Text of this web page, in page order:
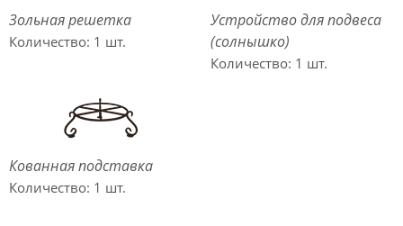
Зольная решетка
Количество: 1 шт.
Устройство для подвеса
(солнышко)
Количество: 1 шт.
Кованная подставка
Количество: 1 шт.